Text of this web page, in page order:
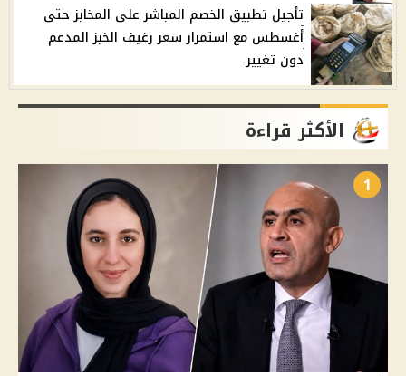
تأجيل تطبيق الخصم المباشر على المخابز حتى
أغسطس مع استمرار سعر رغيف الخبز المدعم
دون تغيير
الأكثر قراءة
1